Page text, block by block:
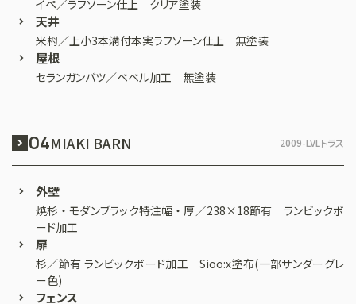
イペ／ラフソーン仕上 クリア塗装
天井
米栂／上小3本溝付本実ラフソーン仕上 無塗装
屋根
セランガンバツ／ベベル加工 無塗装
04MIAKI BARN 2009-LVLトラス
外壁
焼杉 ・ モダンブラック特注幅 ・ 厚／238×18節有 ランビックボ
ード加工
扉
杉／節有 ランビックボード加工 Sioo:x塗布(一部サンダーグレ
ー色)
フェンス